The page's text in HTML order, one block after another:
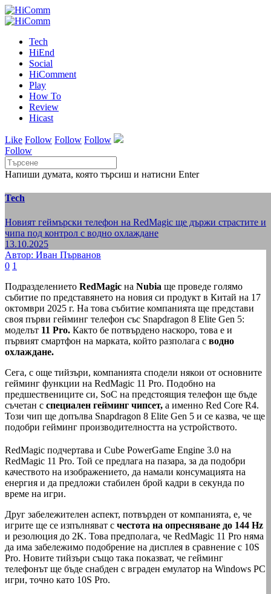
Tech
HiEnd
Social
HiComment
Play
How To
Review
Hicast
Like Follow Follow Follow
Follow
Напиши думата, която търсиш и натисни Enter
Tech
Новият геймърски телефон на RedMagic ще държи страстите и
чипа под контрол с водно охлаждане
13.10.2025
Автор: Иван Първанов
0 1
Подразделението RedMagic на Nubia ще проведе голямо
събитие по представянето на новия си продукт в Китай на 17
октомври 2025 г. На това събитие компанията ще представи
своя първи гейминг телефон със Snapdragon 8 Elite Gen 5:
моделът 11 Pro. Както бе потвърдено наскоро, това е и
първият смартфон на марката, който разполага с водно
охлаждане.
Сега, с още тийзъри, компанията сподели някои от основните
гейминг функции на RedMagic 11 Pro. Подобно на
предшествениците си, SoC на предстоящия телефон ще бъде
съчетан с специален гейминг чипсет, а именно Red Core R4.
Този чип ще допълва Snapdragon 8 Elite Gen 5 и се казва, че ще
подобри гейминг производителността на устройството.
RedMagic подчертава и Cube PowerGame Engine 3.0 на
RedMagic 11 Pro. Той се предлага на пазара, за да подобри
качеството на изображението, да намали консумацията на
енергия и да предложи стабилен брой кадри в секунда по
време на игри.
Друг забележителен аспект, потвърден от компанията, е, че
игрите ще се изпълняват с честота на опресняване до 144 Hz
и резолюция до 2K. Това предполага, че RedMagic 11 Pro няма
да има забележимо подобрение на дисплея в сравнение с 10S
Pro. Новите тийзъри също така показват, че гейминг
телефонът ще бъде снабден с вграден емулатор на Windows PC
игри, точно като 10S Pro.